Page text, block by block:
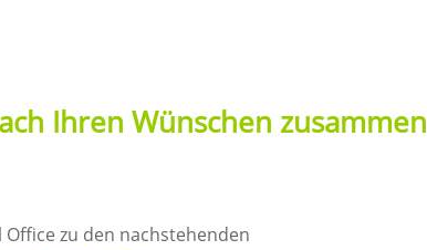
Ihren Wünschen zusammen
zu den nachstehenden